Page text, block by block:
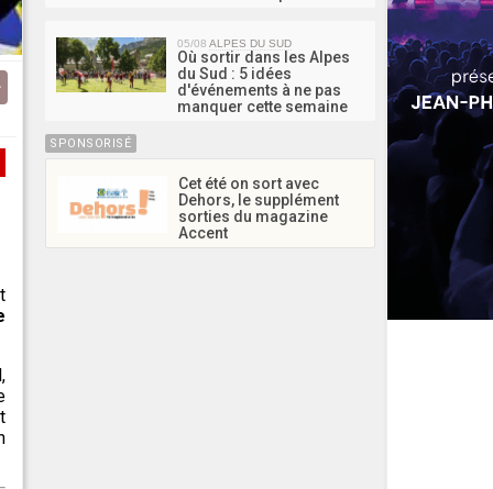
05/08 ALPES DU SUD
Où sortir dans les Alpes
du Sud : 5 idées
d'événements à ne pas
manquer cette semaine
SPONSORISÉ
Cet été on sort avec
Dehors, le supplément
sorties du magazine
Accent